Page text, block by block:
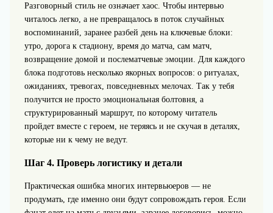
Разговорный стиль не означает хаос. Чтобы интервью
читалось легко, а не превращалось в поток случайных
воспоминаний, заранее разбей день на ключевые блоки:
утро, дорога к стадиону, время до матча, сам матч,
возвращение домой и послематчевые эмоции. Для каждого
блока подготовь несколько якорных вопросов: о ритуалах,
ожиданиях, тревогах, повседневных мелочах. Так у тебя
получится не просто эмоциональная болтовня, а
структурированный маршрут, по которому читатель
пройдет вместе с героем, не теряясь и не скучая в деталях,
которые ни к чему не ведут.
Шаг 4. Проверь логистику и детали
Практическая ошибка многих интервьюеров — не
продумать, где именно они будут сопровождать героя. Если